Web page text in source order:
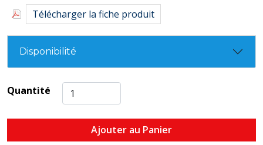
Télécharger la fiche produit
Disponibilité
Quantité
Ajouter au Panier